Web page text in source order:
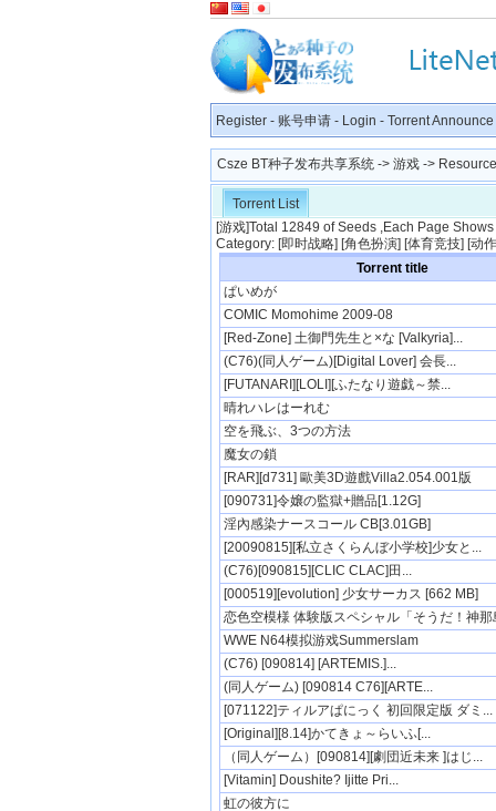
Register - 账号申请 - Login - Torrent Announce
Csze BT种子发布共享系统 -> 游戏 ->
Torrent List
[游戏]Total 12849 of Seeds ,Each Page
Category: [即时战略] [角色扮演] [体育竞技] [动
Torrent title
ぱいめが
COMIC Momohime 2009-08
[Red-Zone] 土御門先生と×な [Valkyria]...
(C76)(同人ゲーム)[Digital Lover] 会長...
[FUTANARI][LOLI][ふたなり遊戯～禁...
晴れハレはーれむ
空を飛ぶ、3つの方法
魔女の鎖
[RAR][d731] 歐美3D遊戲Villa2.054.001版
[090731]令嬢の監獄+贈品[1.12G]
淫內感染ナースコール CB[3.01GB]
[20090815][私立さくらんぼ小学校]少女と...
(C76)[090815][CLIC CLAC]田...
[000519][evolution] 少女サーカス [662 MB]
恋色空模様 体験版スペシャル「そうだ！神那
WWE N64模拟游戏Summerslam
(C76) [090814] [ARTEMIS.]...
(同人ゲーム) [090814 C76][ARTE...
[071122]ティルアぱにっく 初回限定版 ダミ...
[Original][8.14]かてきょ～らいふ[...
（同人ゲーム）[090814][劇団近未来 ]はじ...
[Vitamin] Doushite? Ijitte Pri...
虹の彼方に